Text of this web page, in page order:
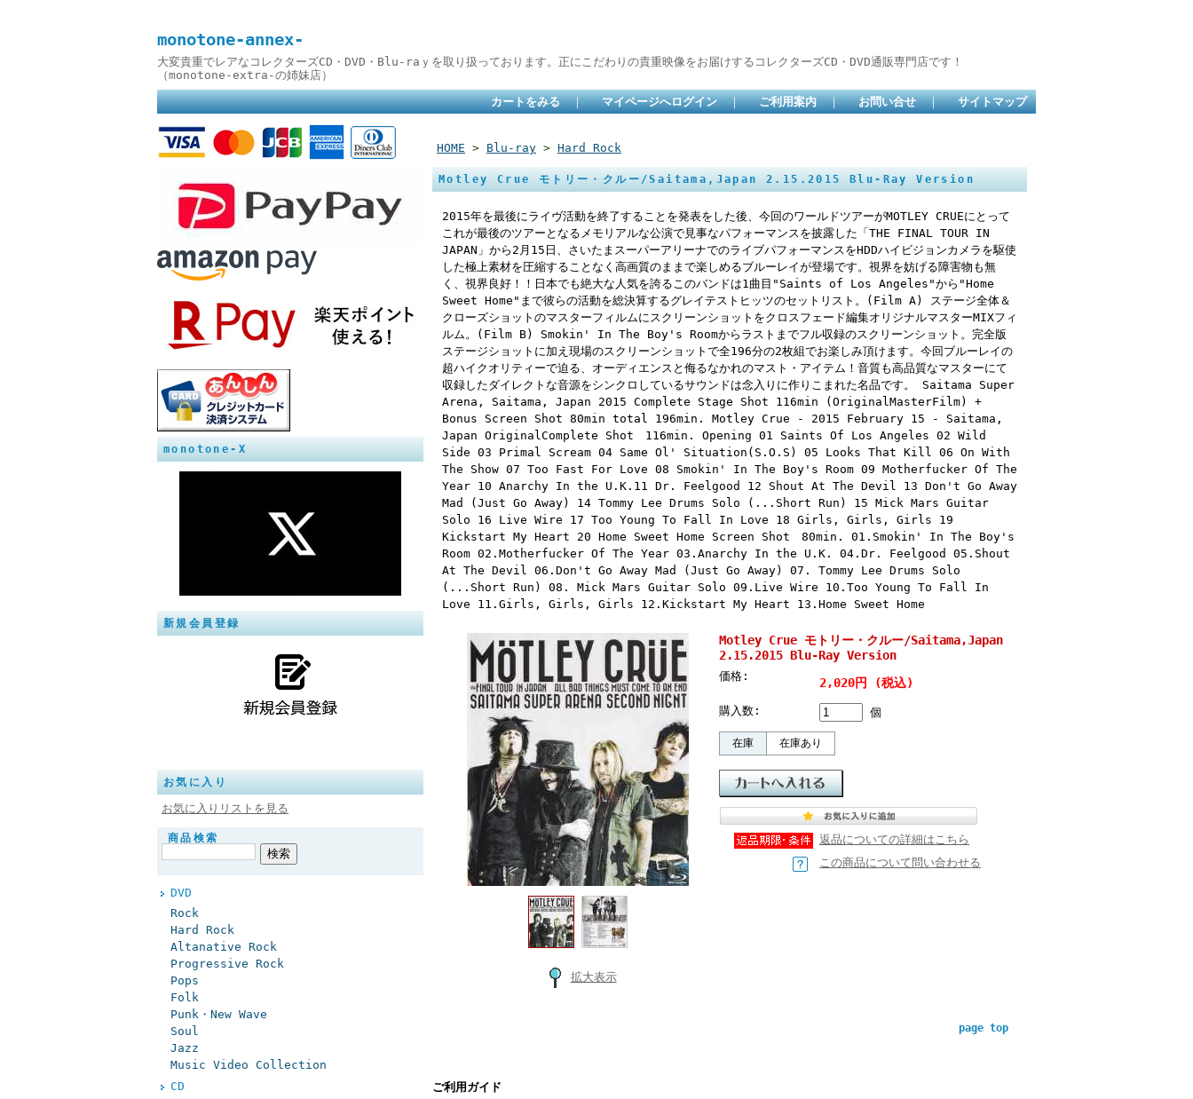
monotone-annex-
大変貴重でレアなコレクターズCD・DVD・Blu-raｙを取り扱っております。正にこだわりの貴重映像をお届けするコレクターズCD・DVD通販専門店です！
（monotone-extra-の姉妹店）
カートをみる ｜ マイページへログイン ｜ ご利用案内 ｜ お問い合せ ｜ サイトマップ
monotone-X
新規会員登録
お気に入り
お気に入りリストを見る
商品検索
DVD
Rock
Hard Rock
Altanative Rock
Progressive Rock
Pops
Folk
Punk・New Wave
Soul
Jazz
Music Video Collection
CD
HOME > Blu-ray > Hard Rock
Motley Crue モトリー・クルー/Saitama,Japan 2.15.2015 Blu-Ray Version
2015年を最後にライヴ活動を終了することを発表をした後、今回のワールドツアーがMOTLEY CRUEにとって
これが最後のツアーとなるメモリアルな公演で見事なパフォーマンスを披露した「THE FINAL TOUR IN
JAPAN」から2月15日、さいたまスーパーアリーナでのライブパフォーマンスをHDDハイビジョンカメラを駆使
した極上素材を圧縮することなく高画質のままで楽しめるブルーレイが登場です。視界を妨げる障害物も無
く、視界良好！！日本でも絶大な人気を誇るこのバンドは1曲目"Saints of Los Angeles"から"Home
Sweet Home"まで彼らの活動を総決算するグレイテストヒッツのセットリスト。(Film A) ステージ全体＆
クローズショットのマスターフィルムにスクリーンショットをクロスフェード編集オリジナルマスターMIXフィ
ルム。(Film B) Smokin' In The Boy's Roomからラストまでフル収録のスクリーンショット。完全版
ステージショットに加え現場のスクリーンショットで全196分の2枚組でお楽しみ頂けます。今回ブルーレイの
超ハイクオリティーで迫る、オーディエンスと侮るなかれのマスト・アイテム！音質も高品質なマスターにて
収録したダイレクトな音源をシンクロしているサウンドは念入りに作りこまれた名品です。 Saitama Super
Arena, Saitama, Japan 2015 Complete Stage Shot 116min (OriginalMasterFilm) +
Bonus Screen Shot 80min total 196min. Motley Crue - 2015 February 15 - Saitama,
Japan OriginalComplete Shot 116min. Opening 01 Saints Of Los Angeles 02 Wild
Side 03 Primal Scream 04 Same Ol' Situation(S.O.S) 05 Looks That Kill 06 On With
The Show 07 Too Fast For Love 08 Smokin' In The Boy's Room 09 Motherfucker Of The
Year 10 Anarchy In the U.K.11 Dr. Feelgood 12 Shout At The Devil 13 Don't Go Away
Mad (Just Go Away) 14 Tommy Lee Drums Solo (...Short Run) 15 Mick Mars Guitar
Solo 16 Live Wire 17 Too Young To Fall In Love 18 Girls, Girls, Girls 19
Kickstart My Heart 20 Home Sweet Home Screen Shot 80min. 01.Smokin' In The Boy's
Room 02.Motherfucker Of The Year 03.Anarchy In the U.K. 04.Dr. Feelgood 05.Shout
At The Devil 06.Don't Go Away Mad (Just Go Away) 07. Tommy Lee Drums Solo
(...Short Run) 08. Mick Mars Guitar Solo 09.Live Wire 10.Too Young To Fall In
Love 11.Girls, Girls, Girls 12.Kickstart My Heart 13.Home Sweet Home
拡大表示
Motley Crue モトリー・クルー/Saitama,Japan
2.15.2015 Blu-Ray Version
価格: 2,020円 (税込)
購入数: 個
在庫 在庫あり
返品についての詳細はこちら
この商品について問い合わせる
page top
ご利用ガイド